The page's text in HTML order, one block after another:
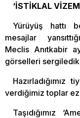
‘İSTİKLAL
Yürüyüş hattı
mesajlar
Meclis Anıtkabir
görselleri
Hazırladığımız
verdiğimiz toplar
Taşıdığımız